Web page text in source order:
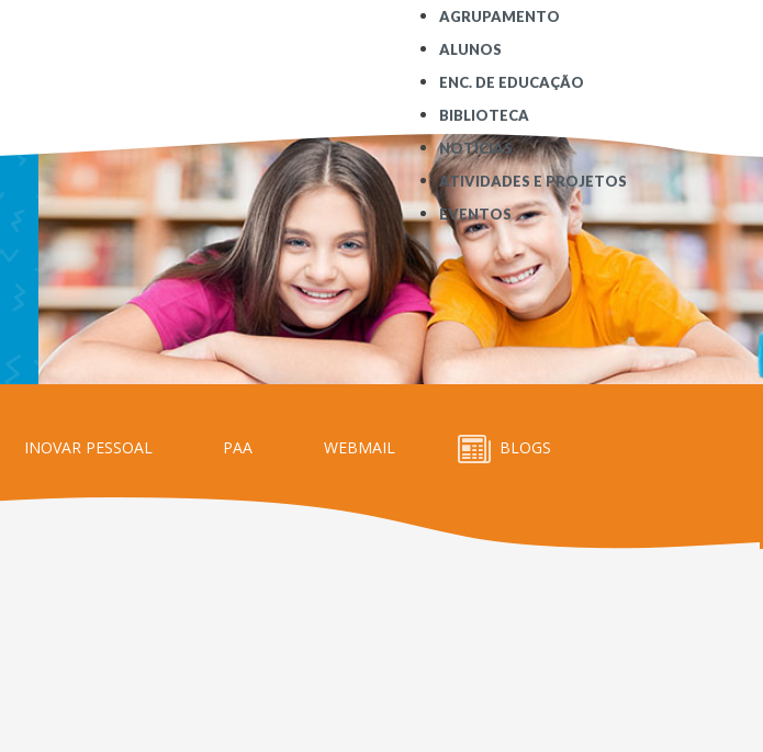
AGRUPAMENTO
ALUNOS
ENC. DE EDUCAÇÃO
BIBLIOTECA
NOTÍCIAS
ATIVIDADES E PROJETOS
EVENTOS
INOVAR PESSOAL PAA WEBMAIL BLOGS